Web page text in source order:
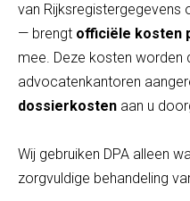
van Rijksregistergegevens
— brengt officiële kosten
mee. Deze kosten worden
advocatenkantoren
dossierkosten aan u
Wij gebruiken DPA alleen
zorgvuldige behandeling